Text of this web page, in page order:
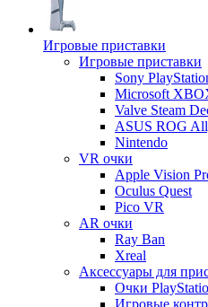
Игровые приставки
Игровые приставки
Sony
Microsoft
Valve Steam
ASUS ROG
Nintendo
VR очки
Apple Vision
Oculus Quest
Pico VR
AR очки
Ray Ban
Xreal
Аксессуары для
Очки
Игровые